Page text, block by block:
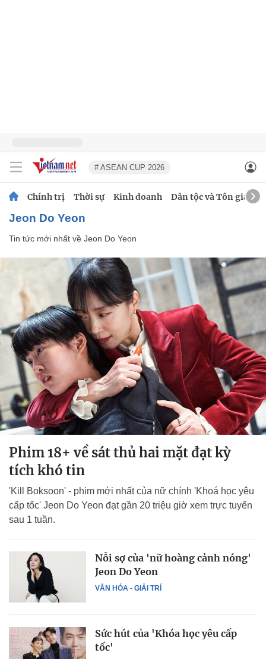
# ASEAN CUP 2026
Chính trị Thời sự Kinh doanh Dân tộc và Tôn giáo
Jeon Do Yeon
Tin tức mới nhất về Jeon Do Yeon
Phim 18+ về sát thủ hai mặt đạt kỳ
tích khó tin
'Kill Boksoon' - phim mới nhất của nữ chính 'Khoá học yêu
cấp tốc' Jeon Do Yeon đạt gần 20 triệu giờ xem trực tuyến
sau 1 tuần.
VĂN HÓA - GIẢI TRÍ
Nỗi sợ của 'nữ hoàng cảnh nóng'
Jeon Do Yeon
Sức hút của 'Khóa học yêu cấp
tốc'